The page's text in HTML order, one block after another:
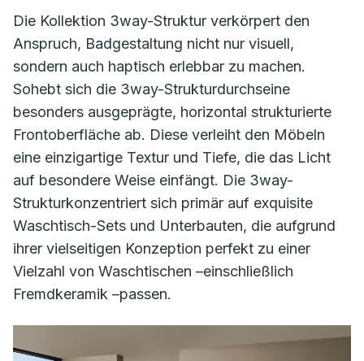
Die Kollektion 3way-Struktur verkörpert den
Anspruch, Badgestaltung nicht nur visuell,
sondern auch haptisch erlebbar zu machen.
Sohebt sich die 3way-Strukturdurchseine
besonders ausgeprägte, horizontal strukturierte
Frontoberfläche ab. Diese verleiht den Möbeln
eine einzigartige Textur und Tiefe, die das Licht
auf besondere Weise einfängt. Die 3way-
Strukturkonzentriert sich primär auf exquisite
Waschtisch-Sets und Unterbauten, die aufgrund
ihrer vielseitigen Konzeption perfekt zu einer
Vielzahl von Waschtischen –einschließlich
Fremdkeramik –passen.